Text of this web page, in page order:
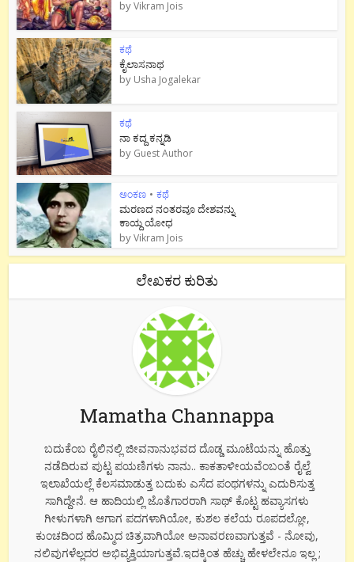
byVikram Jois
ಕಥೆ
ಕೈಲಾಸನಾಥ
by Usha Jogalekar
ಕಥೆ
ನಾ ಕದ್ದ ಕನ್ನಡಿ
by Guest Author
ಅಂಕಣ • ಕಥೆ
ಮರಣದ ನಂತರವೂ ದೇಶವನ್ನು
ಕಾಯ್ದ ಯೋಧ
byVikram Jois
ಲೇಖಕರ ಕುರಿತು
Mamatha Channappa
ಬದುಕೆಂಬ ರೈಲಿನಲ್ಲಿ ಜೀವನಾನುಭವದ ದೊಡ್ಡ ಮೂಟೆಯನ್ನು ಹೊತ್ತು
ನಡೆದಿರುವ ಪುಟ್ಟ ಪಯಣಿಗಳು ನಾನು.. ಕಾಕತಾಳೀಯವೆಂಬಂತೆ ರೈಲ್ವೆ
ಇಲಾಖೆಯಲ್ಲೆ ಕೆಲಸಮಾಡುತ್ತ ಬದುಕು ಎಸೆದ ಪಂಥಗಳನ್ನು ಎದುರಿಸುತ್ತ
ಸಾಗಿದ್ದೇನೆ. ಆ ಹಾದಿಯಲ್ಲಿ ಜೊತೆಗಾರರಾಗಿ ಸಾಥ್ ಕೊಟ್ಟ ಹವ್ಯಾಸಗಳು
ಗೀಳುಗಳಾಗಿ ಆಗಾಗ ಪದಗಳಾಗಿಯೋ, ಕುಶಲ ಕಲೆಯ ರೂಪದಲ್ಲೋ,
ಕುಂಚದಿಂದ ಹೊಮ್ಮಿದ ಚಿತ್ರವಾಗಿಯೋ ಅನಾವರಣವಾಗುತ್ತವೆ - ನೋವು,
ನಲಿವುಗಳೆಲ್ಲದರ ಅಭಿವ್ಯಕ್ತಿಯಾಗುತ್ತವೆ.ಇದಕ್ಕಿಂತ ಹೆಚ್ಚು ಹೇಳಲೇನೂ ಇಲ್ಲ ;